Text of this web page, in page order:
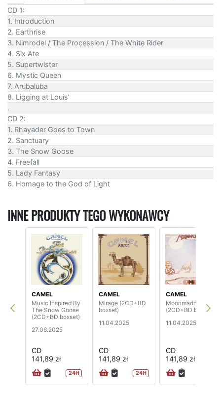
CD 1:
1. Introduction
2. Earthrise
3. Nimrodel / The Procession / The White Rider
4. Six Ate
5. Supertwister
6. Mystic Queen
7. Arubaluba
8. Ligging at Louis’
.
CD 2:
1. Rhayader Goes to Town
2. Sanctuary
3. The Snow Goose
4. Freefall
5. Lady Fantasy
6. Homage to the God of Light
INNE PRODUKTY TEGO WYKONAWCY
CAMEL
Music Inspired By
The Snow Goose
(2CD+BD boxset)
27.06.2025
CD
141,89 zł
24H
CAMEL
Mirage (2CD+BD
boxset)
11.04.2025
CD
141,89 zł
24H
CAMEL
Moonmadness
(2CD+BD boxset)
11.04.2025
CD
141,89 zł